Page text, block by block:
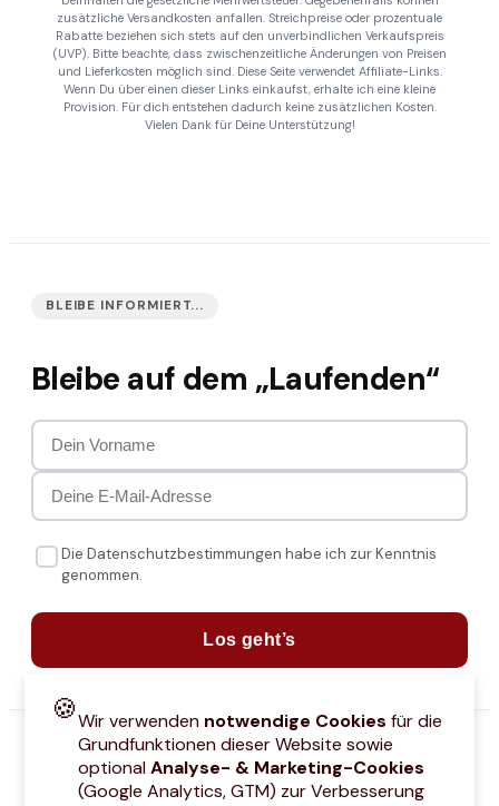
zusätzliche Versandkosten anfallen. Streichpreise oder prozentuale
Rabatte beziehen sich stets auf den unverbindlichen Verkaufspreis
(UVP). Bitte beachte, dass zwischenzeitliche Änderungen von Preisen
und Lieferkosten möglich sind. Diese Seite verwendet Affiliate-Links.
Wenn Du über einen dieser Links einkaufst, erhalte ich eine kleine
Provision. Für dich entstehen dadurch keine zusätzlichen Kosten.
Vielen Dank für Deine Unterstützung!
BLEIBE INFORMIERT...
Bleibe auf dem „Laufenden“
Die Datenschutzbestimmungen habe ich zur Kenntnis
genommen.
Los geht’s
🍪Wir verwenden notwendige Cookies für die
Grundfunktionen dieser Website sowie
optionalAnalyse- & Marketing-Cookies
(Google Analytics, GTM) zur Verbesserung